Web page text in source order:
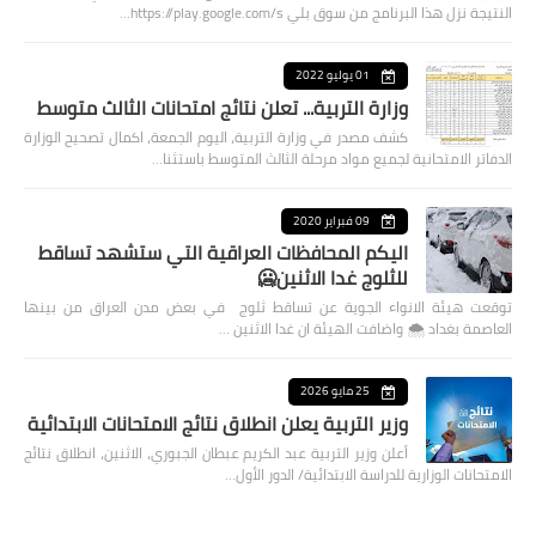
النتيجة نزل هذا البرنامج من سوق بلي https://play.google.com/s…
01 يوليو 2022
وزارة التربية... تعلن نتائج امتحانات الثالث متوسط
كشف مصدر في وزارة التربية، اليوم الجمعة، اكمال تصحيح الوزارة
الدفاتر الامتحانية لجميع مواد مرحلة الثالث المتوسط باستثنا…
09 فبراير 2020
اليكم المحافظات العراقية التي ستشهد تساقط
للثلوج غدا الاثنين🥶
توقعت هيئة الانواء الجوية عن تساقط ثلوج في بعض مدن العراق من بينها
العاصمة بغداد ⁦🌨️⁩ واضافت الهيئة ان غدا الاثنين …
25 مايو 2026
وزير التربية يعلن انطلاق نتائج الامتحانات الابتدائية
أعلن وزير التربية عبد الكريم عبطان الجبوري، الاثنين، انطلاق نتائج
الامتحانات الوزارية للدراسة الابتدائية/ الدور الأول…